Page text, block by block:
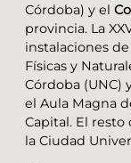
Córdoba) y el
provincia. La
instalaciones
Físicas y
Córdoba (UNC)
el Aula Magna
Capital. El resto
la Ciudad